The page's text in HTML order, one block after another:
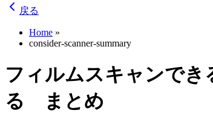
戻る
Home »
consider-scanner-summary
フィルムスキャンでき
る まとめ